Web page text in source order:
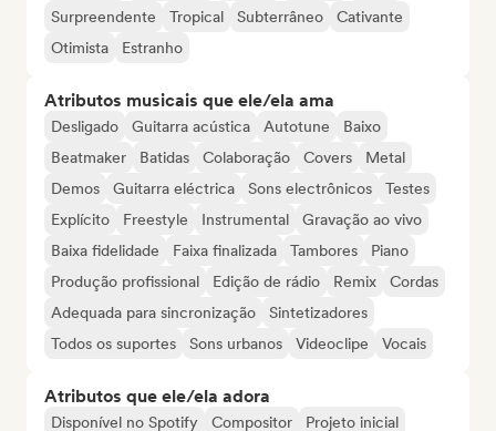
Surpreendente
Tropical Subterrâneo
Cativante
Otimista
Estranho
Atributos musicais que ele/ela ama
Desligado Guitarra acústica Autotune
Baixo
Beatmaker
Batidas Colaboração Covers
Metal
Demos
Guitarra eléctrica Sons electrônicos
Testes
Explícito
Freestyle Instrumental
Gravação ao vivo
Baixa fidelidade
Faixa finalizada Tambores
Piano
Produção profissional
Edição de rádio Remix
Cordas
Adequada para sincronização
Sintetizadores
Todos os suportes
Sons urbanos Videoclipe Vocais
Atributos que ele/ela adora
Disponível no Spotify Compositor Projeto inicial